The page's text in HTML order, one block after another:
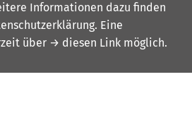
Informationen dazu finden
. Eine
über → diesen Link möglich.